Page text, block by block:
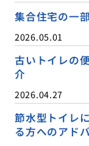
集合住宅の一
2026.05.01
古いトイレの
介
2026.04.27
節水型トイレ
る方へのアド